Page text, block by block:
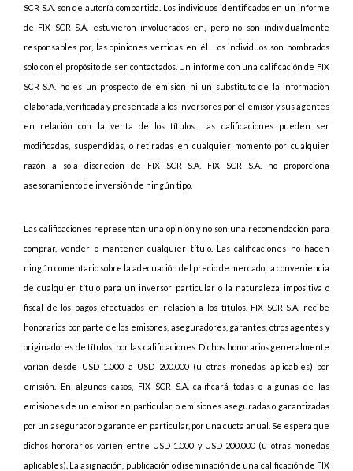
SCR S.A. son de autoría compartida. Los individuos identificados en un informe
de FIX SCR S.A. estuvieron involucrados en, pero no son individualmente
responsables por, las opiniones vertidas en él. Los individuos son nombrados
solo con el propósito de ser contactados. Un informe con una calificación de FIX
SCR S.A. no es un prospecto de emisión ni un substituto de la información
elaborada, verificada y presentada a los inversores por el emisor y sus agentes
en relación con la venta de los títulos. Las calificaciones pueden ser
modificadas, suspendidas, o retiradas en cualquier momento por cualquier
razón a sola discreción de FIX SCR S.A. FIX SCR S.A. no proporciona
asesoramiento de inversión de ningún tipo.
Las calificaciones representan una opinión y no son una recomendación para
comprar, vender o mantener cualquier título. Las calificaciones no hacen
ningún comentario sobre la adecuación del precio de mercado, la conveniencia
de cualquier título para un inversor particular o la naturaleza impositiva o
fiscal de los pagos efectuados en relación a los títulos. FIX SCR S.A. recibe
honorarios por parte de los emisores, aseguradores, garantes, otros agentes y
originadores de títulos, por las calificaciones. Dichos honorarios generalmente
varían desde USD 1.000 a USD 200.000 (u otras monedas aplicables) por
emisión. En algunos casos, FIX SCR S.A. calificará todas o algunas de las
emisiones de un emisor en particular, o emisiones aseguradas o garantizadas
por un asegurador o garante en particular, por una cuota anual. Se espera que
dichos honorarios varíen entre USD 1.000 y USD 200.000 (u otras monedas
aplicables). La asignación, publicación o diseminación de una calificación de FIX